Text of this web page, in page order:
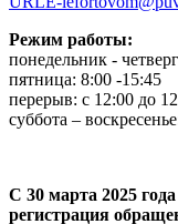
Режим работы:
понедельник -
пятница: 8:00 -15:45
перерыв: с 12:00 до
суббота –
С 30 марта 2025 года
регистрация